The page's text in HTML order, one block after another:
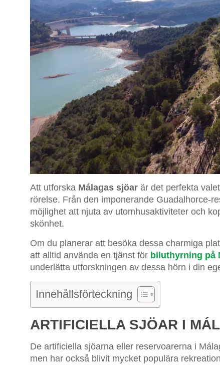
Att utforska Málagas sjöar är det perfekta
rörelse. Från den imponerande Guadalhorce-
möjlighet att njuta av utomhusaktiviteter och
skönhet.
Om du planerar att besöka dessa charmiga
att alltid använda en tjänst för biluthyrning på
underlätta utforskningen av dessa hörn i din
Innehållsförteckning
ARTIFICIELLA SJÖAR I
De artificiella sjöarna eller reservoarerna i
men har också blivit mycket populära